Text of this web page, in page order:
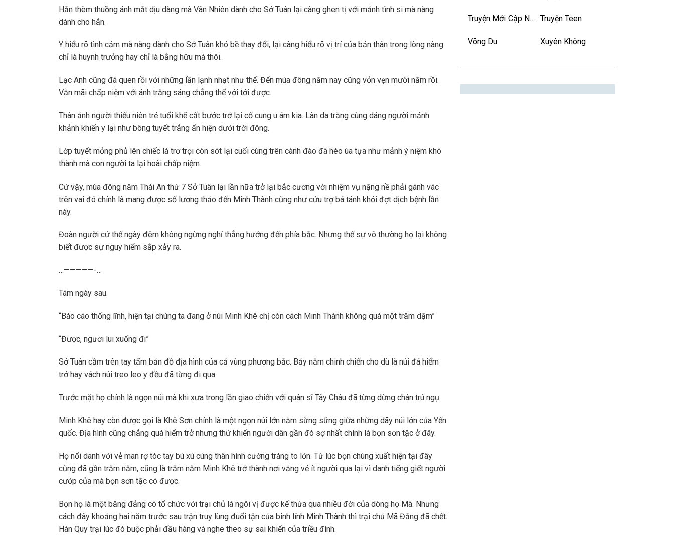
Hắn thèm thuồng ánh mắt dịu dàng mà Vân Nhiên dành cho Sở Tuân lại càng ghen tị với mảnh tình si mà nàng
dành cho hắn.
Y hiểu rõ tình cảm mà nàng dành cho Sở Tuân khó bề thay đổi, lại càng hiểu rõ vị trí của bản thân trong lòng nàng
chỉ là huynh trưởng hay chỉ là bằng hữu mà thôi.
Lạc Anh cũng đã quen rồi với những lần lạnh nhạt như thế. Đến mùa đông năm nay cũng vỏn vẹn mười năm rồi.
Vẫn mãi chấp niệm với ánh trăng sáng chẳng thể với tới được.
Thân ảnh người thiếu niên trẻ tuổi khẽ cất bước trở lại cố cung u ám kia. Làn da trắng cùng dáng người mảnh
khảnh khiến y lại như bông tuyết trắng ẩn hiện dưới trời đông.
Lớp tuyết mỏng phủ lên chiếc lá trơ trọi còn sót lại cuối cùng trên cành đào đã héo úa tựa như mảnh ý niệm khó
thành mà con người ta lại hoài chấp niệm.
Cứ vậy, mùa đông năm Thái An thứ 7 Sở Tuân lại lần nữa trở lại bắc cương với nhiệm vụ nặng nề phải gánh vác
trên vai đó chính là mang được số lương thảo đến Minh Thành cũng như cứu trợ bá tánh khỏi đợt dịch bệnh lần
này.
Đoàn người cứ thế ngày đêm không ngừng nghỉ thẳng hướng đến phía bắc. Nhưng thế sự vô thường họ lại không
biết được sự nguy hiểm sắp xảy ra.
…—————-…
Tám ngày sau.
“Báo cáo thống lĩnh, hiện tại chúng ta đang ở núi Minh Khê chị còn cách Minh Thành không quá một trăm dặm”
“Được, ngươi lui xuống đi”
Sở Tuân cầm trên tay tấm bản đồ địa hình của cả vùng phương bắc. Bảy năm chinh chiến cho dù là núi đá hiểm
trở hay vách núi treo leo y đều đã từng đi qua.
Trước mặt họ chính là ngọn núi mà khi xưa trong lần giao chiến với quân sĩ Tây Châu đã từng dừng chân trú ngụ.
Minh Khê hay còn được gọi là Khê Sơn chính là một ngọn núi lớn nằm sừng sững giữa những dãy núi lớn của Yến
quốc. Địa hình cũng chẳng quá hiểm trở nhưng thứ khiến người dân gần đó sợ nhất chính là bọn sơn tặc ở đây.
Họ nổi danh với vẻ man rợ tóc tay bù xù cùng thân hình cường tráng to lớn. Từ lúc bọn chúng xuất hiện tại đây
cũng đã gần trăm năm, cũng là trăm năm Minh Khê trở thành nơi vắng vẻ ít người qua lại vì danh tiếng giết người
cướp của mà bọn sơn tặc có được.
Bọn họ là một băng đảng có tổ chức với trại chủ là ngôi vị được kế thừa qua nhiều đời của dòng họ Mã. Nhưng
cách đây khoảng hai năm trước sau trận truy lùng đuổi tận của binh lính Minh Thành thì trại chủ Mã Đằng đã chết.
Hàn Quy trại lúc đó buộc phải đầu hàng và nghe theo sự sai khiến của triều đình.
Truyện Mới Cập Nhật Truyện Teen
Võng Du Xuyên Không